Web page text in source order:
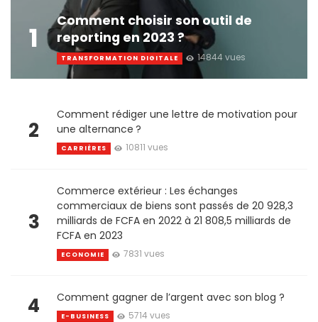
1
Comment choisir son outil de
reporting en 2023 ?
TRANSFORMATION DIGITALE 14844 vues
2
Comment rédiger une lettre de motivation pour
une alternance ?
CARRIÈRES 10811 vues
3
Commerce extérieur : Les échanges
commerciaux de biens sont passés de 20 928,3
milliards de FCFA en 2022 à 21 808,5 milliards de
FCFA en 2023
ECONOMIE 7831 vues
4 Comment gagner de l’argent avec son blog ?
E-BUSINESS 5714 vues